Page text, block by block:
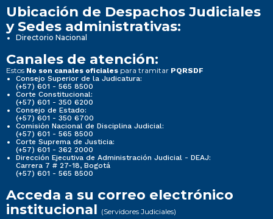
Ubicación de Despachos Judiciales
y Sedes administrativas:
Directorio Nacional
Canales de atención:
Estos No son canales oficiales para tramitar PQRSDF
Consejo Superior de la Judicatura:
(+57) 601 - 565 8500
Corte Constitucional:
(+57) 601 - 350 6200
Consejo de Estado:
(+57) 601 - 350 6700
Comisión Nacional de Disciplina Judicial:
(+57) 601 - 565 8500
Corte Suprema de Justicia:
(+57) 601 - 362 2000
Dirección Ejecutiva de Administración Judicial - DEAJ:
Carrera 7 # 27-18, Bogotá
(+57) 601 - 565 8500
Acceda a su correo electrónico
institucional (Servidores Judiciales)